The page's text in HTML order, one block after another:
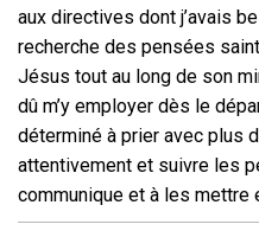
aux directives dont j’avais
recherche des pensées
Jésus tout au long de son
dû m’y employer dès le
déterminé à prier avec plus
attentivement et suivre les
communique et à les mettre